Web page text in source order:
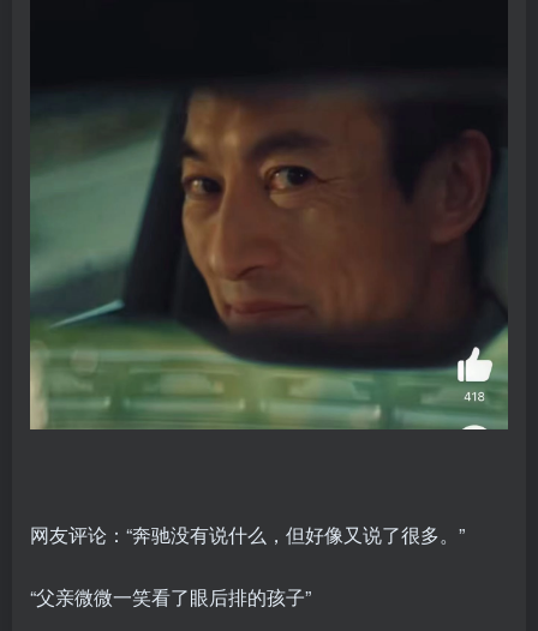
网友评论：“奔驰没有说什么，但好像又说了很多。”
“父亲微微一笑看了眼后排的孩子”